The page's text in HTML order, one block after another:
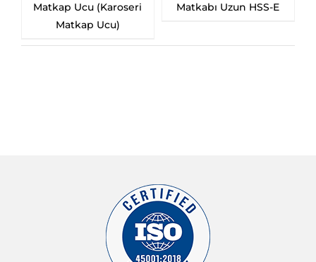
(Karoseri
Matkabı Uzun HSS-E
Sertleştirilmiş